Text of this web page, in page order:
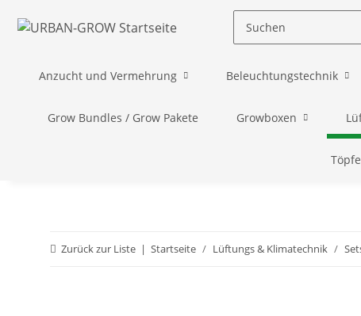
Anzucht und Vermehrung Beleuchtungstechnik
Grow Bundles / Grow Pakete Growboxen
Zurück zur Liste Startseite Lüftungs & Klimatechnik